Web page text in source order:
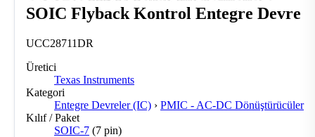
SOIC Flyback Kontrol Entegre Devre
UCC28711DR
Üretici
Texas Instruments
Kategori
Entegre Devreler (IC) › PMIC - AC-DC Dönüştürücüler
Kılıf / Paket
SOIC-7 (7 pin)